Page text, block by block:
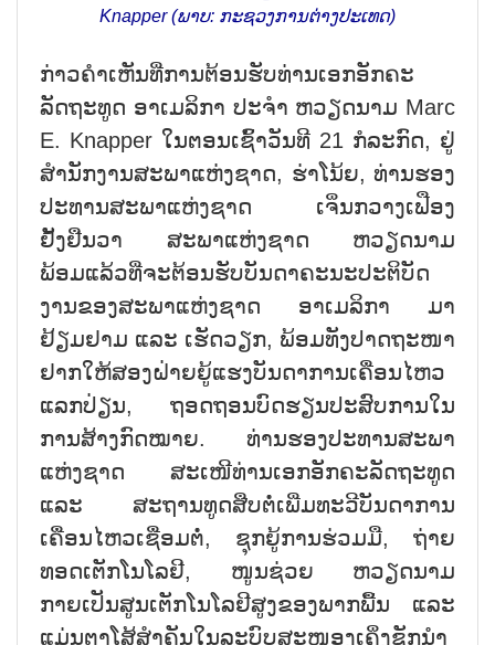
Knapper (ພາບ: ກະຊວງການຕ່າງປະເທດ)
ກ່າວຄຳເຫັນທີ່ການຕ້ອນຮັບທ່ານເອກອັກຄະ
ລັດຖະທູດ ອາເມລິກາ ປະຈຳ ຫວຽດນາມ Marc
E. Knapper ໃນຕອນເຊົ້າວັນທີ 21 ກໍລະກົດ, ຢູ່
ສຳນັກງານສະພາແຫ່ງຊາດ, ຮ່າໂນ້ຍ, ທ່ານຮອງ
ປະທານສະພາແຫ່ງຊາດ ເຈິ່ນກວາງເຟືອງ
ຢັ້ງຢືນວາ ສະພາແຫ່ງຊາດ ຫວຽດນາມ
ພ້ອມແລ້ວທີ່ຈະຕ້ອນຮັບບັນດາຄະນະປະຕິບັດ
ງານຂອງສະພາແຫ່ງຊາດ ອາເມລິກາ ມາ
ຢ້ຽມຢາມ ແລະ ເຮັດວຽກ, ພ້ອມທັງປາດຖະໜາ
ຢາກໃຫ້ສອງຝ່າຍຍູ້ແຮງບັນດາການເຄື່ອນໄຫວ
ແລກປ່ຽນ, ຖອດຖອນບົດຮຽນປະສົບການໃນ
ການສ້າງກົດໝາຍ. ທ່ານຮອງປະທານສະພາ
ແຫ່ງຊາດ ສະເໜີທ່ານເອກອັກຄະລັດຖະທູດ
ແລະ ສະຖານທູດສືບຕໍ່ເພີ່ມທະວີບັນດາການ
ເຄື່ອນໄຫວເຊື່ອມຕໍ່, ຊຸກຍູ້ການຮ່ວມມື, ຖ່າຍ
ທອດເຕັກໂນໂລຢີ, ໜູນຊ່ວຍ ຫວຽດນາມ
ກາຍເປັນສູນເຕັກໂນໂລຢີສູງຂອງພາກພື້ນ ແລະ
ແມ່ນຕາໂສ້ສຳຄັນໃນລະບົບສະໜອງເຄິ່ງຊັກນຳ